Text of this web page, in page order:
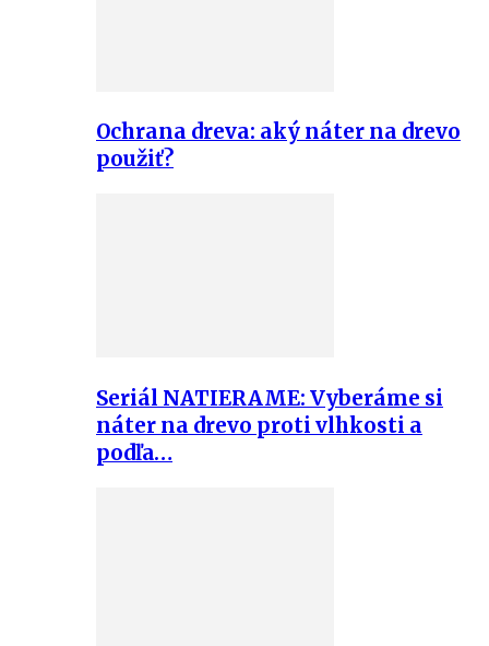
Ochrana dreva: aký náter na drevo
použiť?
Seriál NATIERAME: Vyberáme si
náter na drevo proti vlhkosti a
podľa…